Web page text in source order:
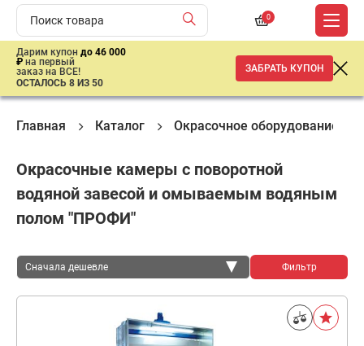
0
Дарим купон до 46 000
₽ на первый
заказ на ВСЕ!
ОСТАЛОСЬ 8 ИЗ 50
ЗАБРАТЬ КУПОН
Главная Каталог Окрасочное оборудование
Окрасочные камеры с поворотной
водяной завесой и омываемым водяным
полом "ПРОФИ"
Сначала дешевле
Сначала дешевле
Фильтр